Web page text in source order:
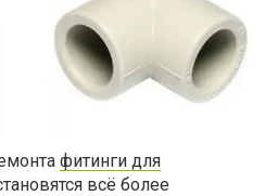
фитинги для
всё более